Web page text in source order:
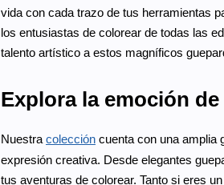
vida con cada trazo de tus herramientas
los entusiastas de colorear de todas las
talento artístico a estos magníficos
Explora la emoción
Nuestracolección cuenta con una amplia
expresión creativa. Desde elegantes
tus aventuras de colorear. Tanto si eres